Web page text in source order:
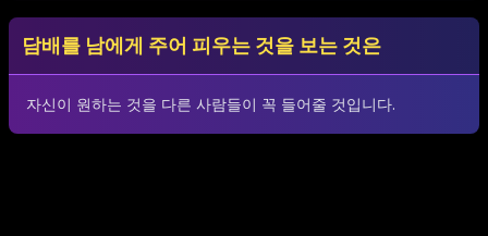
담배를 남에게 주어 피우는 것을 보는 것은
자신이 원하는 것을 다른 사람들이 꼭 들어줄 것입니다.